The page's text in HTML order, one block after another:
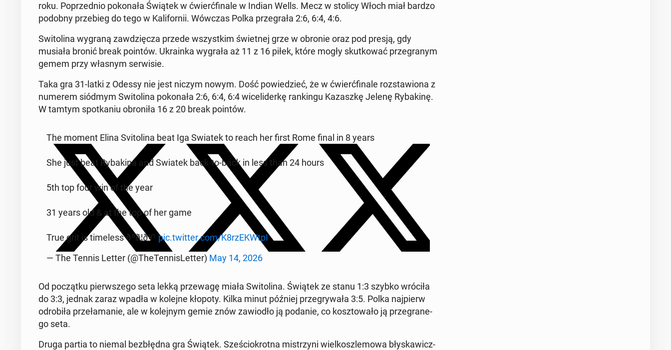
roku. Po­przed­nio po­ko­na­ła Świątek w ćwierć­fi­na­le w Indian Wells. Mecz w stolicy Włoch miał bardzo
podobny prze­bieg do tego w Ka­li­for­nii. Wówczas Polka prze­gra­ła 2:6, 6:4, 4:6.
Swi­to­li­na wygraną za­wdzię­cza przede wszyst­kim świet­nej grze w obronie oraz pod presją, gdy
musiała bronić break pointów. Ukra­in­ka wygrała aż 11 z 16 piłek, które mogły skut­ko­wać prze­gra­nym
gemem przy własnym ser­wi­sie.
Taka gra 31-latki z Odessy nie jest niczym nowym. Dość po­wie­dzieć, że w ćwierć­fi­na­le roz­sta­wio­na z
numerem siódmym Swi­to­li­na po­ko­na­ła 2:6, 6:4, 6:4 wi­ce­li­der­kę ran­kin­gu Ka­zasz­kę Jelenę Ry­ba­ki­nę.
W tamtym spo­tka­niu obro­ni­ła 16 z 20 break pointów.
The moment Elina Svi­to­li­na beat Iga Swiatek to reach her first Rome final in 8 years
She just beat Ry­ba­ki­na and Swiatek back-to-back in less than 24 hours
5th top four win of the year
31 years old & at the top of her game
True grit is ti­me­less ðºð¦ð¥¹ pic.twitter.com/K8rzE­KWt­pI
— The Tennis Letter (@The­Ten­ni­sLet­ter) May 14, 2026
Od po­cząt­ku pierw­sze­go seta lekką prze­wa­gę miała Swi­to­li­na. Świątek ze stanu 1:3 szybko wróciła
do 3:3, jednak zaraz wpadła w kolejne kłopoty. Kilka minut później prze­gry­wa­ła 3:5. Polka naj­pierw
od­ro­bi­ła prze­ła­ma­nie, ale w ko­lej­nym gemie znów za­wio­dło ją podanie, co kosz­to­wa­ło ją prze­gra­ne­
go seta.
Druga partia to niemal bez­błęd­na gra Świątek. Sze­ścio­krot­na mi­strzy­ni wiel­kosz­le­mo­wa bły­ska­wicz­